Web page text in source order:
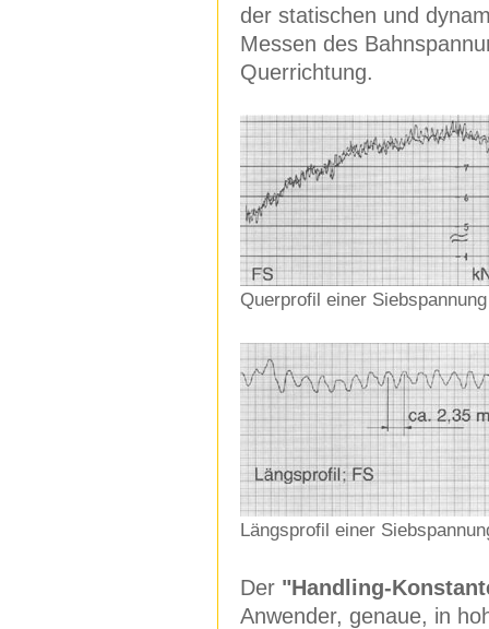
der statischen und
Messen des
Querrichtung.
Querprofil einer
Längsprofil einer
Der "Handling-
Anwender, genaue, in